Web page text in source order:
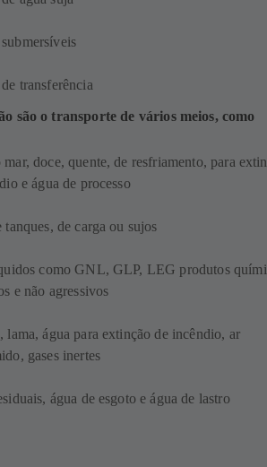
transferência
são o transporte de vários meios, como
doce, quente, de resfriamento, para
e água de processo
tanques, de carga ou sujos
como GNL, GLP, LEG produtos
e não agressivos
lama, água para extinção de incêndio, ar
gases inertes
água de esgoto e água de lastro